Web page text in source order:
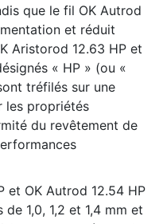
que le fil OK Autrod
et réduit
Aristorod 12.63 HP et
« HP » (ou «
tréfilés sur une
les propriétés
du revêtement de
et OK Autrod 12.54 HP
1,0, 1,2 et 1,4 mm et